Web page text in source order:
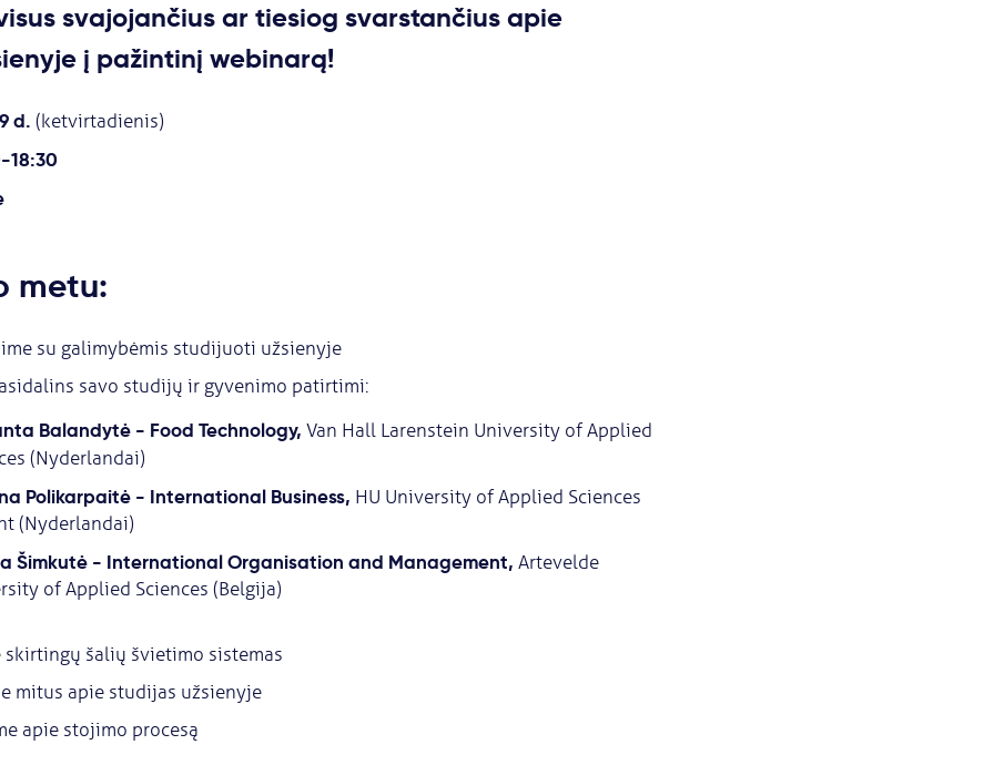
svajojančius ar tiesiog svarstančius apie
į pažintinį webinarą!
d. (ketvirtadienis)
18:30
metu:
su galimybėmis studijuoti užsienyje
savo studijų ir gyvenimo patirtimi:
Balandytė - Food Technology, Van Hall Larenstein University of Applied
(Nyderlandai)
Polikarpaitė - International Business, HU University of Applied Sciences
(Nyderlandai)
Šimkutė - International Organisation and Management, Artevelde
of Applied Sciences (Belgija)
skirtingų šalių švietimo sistemas
mitus apie studijas užsienyje
apie stojimo procesą